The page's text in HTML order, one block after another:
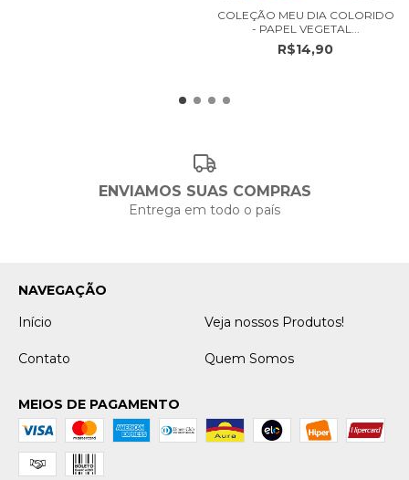
COLEÇÃO MEU DIA COLORIDO
- PAPEL VEGETAL...
R$14,90
ENVIAMOS SUAS COMPRAS
Entrega em todo o país
NAVEGAÇÃO
Início
Veja nossos Produtos!
Contato Quem Somos
MEIOS DE PAGAMENTO